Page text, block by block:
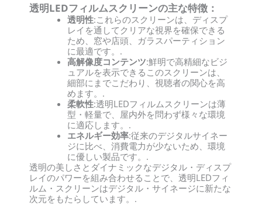
透明LEDフィルムスクリーンの主な特徴：
透明性:これらのスクリーンは、ディスプ
レイを通してクリアな視界を確保できる
ため、窓や店頭、ガラスパーティション
に最適です。.
高解像度コンテンツ:鮮明で高精細なビジ
ュアルを表示できるこのスクリーンは、
細部にまでこだわり、視聴者の関心を高
めます。.
柔軟性:透明LEDフィルムスクリーンは薄
型・軽量で、屋内外を問わず様々な環境
に適応します。.
エネルギー効率:従来のデジタルサイネー
ジに比べ、消費電力が少ないため、環境
に優しい製品です。.
透明の美しさとダイナミックなデジタル・ディスプ
レイのパワーを組み合わせることで、透明LEDフィ
ルム・スクリーンはデジタル・サイネージに新たな
次元をもたらしています。.